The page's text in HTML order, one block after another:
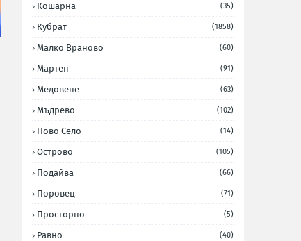
Кошарна (35)
Кубрат (1858)
Малко Враново (60)
Мартен (91)
Медовене (63)
Мъдрево (102)
Ново Село (14)
Острово (105)
Подайва (66)
Поровец (71)
Просторно (5)
Равно (40)